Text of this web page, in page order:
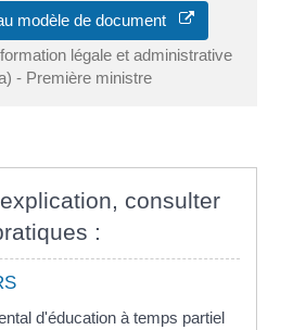
modèle de document
légale et administrative
- Première ministre
consulter
:
d'éducation à temps partiel